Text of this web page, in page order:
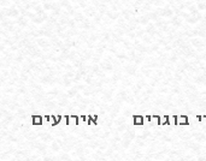
בוגרים אירועים